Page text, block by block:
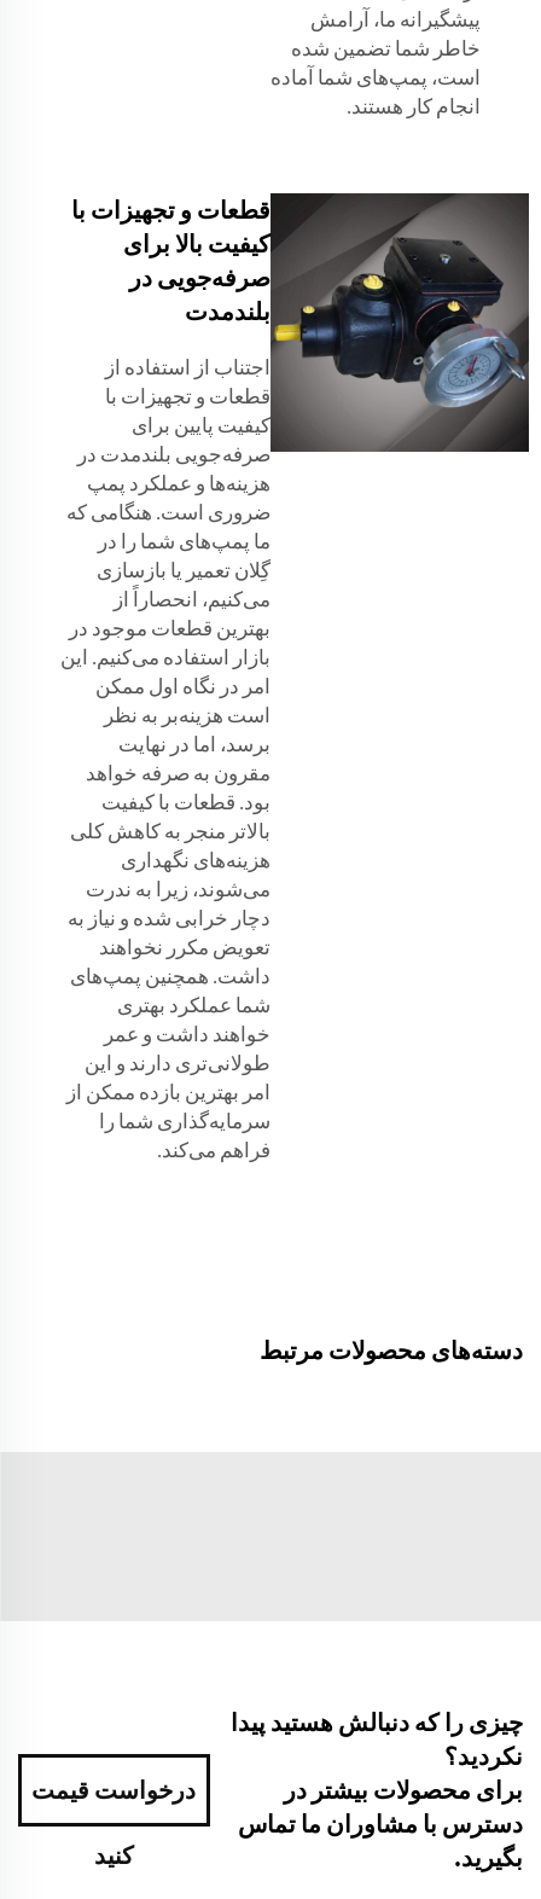
پیشگیرانه ما، آرامش
خاطر شما تضمین شده
است، پمپ‌های شما آماده
انجام کار هستند.
قطعات و تجهیزات با
کیفیت بالا برای
صرفه‌جویی در
بلندمدت
اجتناب از استفاده از
قطعات و تجهیزات با
کیفیت پایین برای
صرفه‌جویی بلندمدت در
هزینه‌ها و عملکرد پمپ
ضروری است. هنگامی که
ما پمپ‌های شما را در
گِلان تعمیر یا بازسازی
می‌کنیم، انحصاراً از
بهترین قطعات موجود در
بازار استفاده می‌کنیم. این
امر در نگاه اول ممکن
است هزینه‌بر به نظر
برسد، اما در نهایت
مقرون به صرفه خواهد
بود. قطعات با کیفیت
بالاتر منجر به کاهش کلی
هزینه‌های نگهداری
می‌شوند، زیرا به ندرت
دچار خرابی شده و نیاز به
تعویض مکرر نخواهند
داشت. همچنین پمپ‌های
شما عملکرد بهتری
خواهند داشت و عمر
طولانی‌تری دارند و این
امر بهترین بازده ممکن از
سرمایه‌گذاری شما را
فراهم می‌کند.
دسته‌های محصولات مرتبط
چیزی را که دنبالش هستید پیدا
نکردید؟
برای محصولات بیشتر در
دسترس با مشاوران ما تماس
بگیرید.
درخواست قیمت
کنید